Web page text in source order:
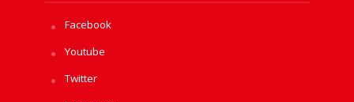
Facebook
Youtube
Twitter